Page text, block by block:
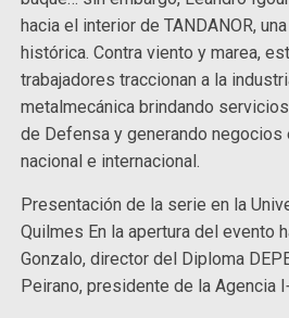
hacia el interior de TANDANOR,
histórica. Contra viento y marea,
trabajadores traccionan a la
metalmecánica brindando
de Defensa y generando negocios
nacional e internacional.
Presentación de la serie en la
Quilmes En la apertura del evento
Gonzalo, director del Diploma
Peirano, presidente de la Agencia